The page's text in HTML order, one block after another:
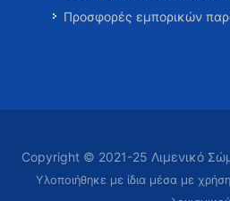
Προσφορές εμπορικών
Copyright © 2021-25 Λιμενικό
Υλοποιήθηκε με ίδια μέσα με